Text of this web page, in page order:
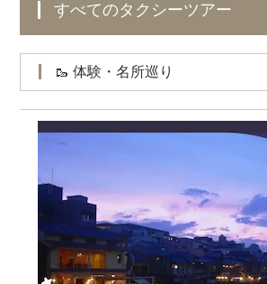
すべてのタクシーツアー
🥾 体験・名所巡り